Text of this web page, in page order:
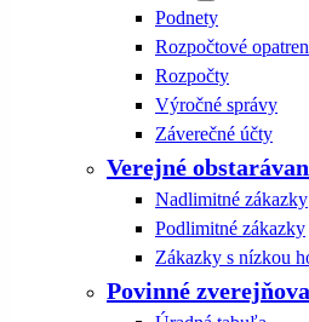
Podnety
Rozpočtové
Rozpočty
Výročné správy
Záverečné účty
Verejné
Nadlimitné zákazky
Podlimitné zákazky
Zákazky s nízkou
Povinné